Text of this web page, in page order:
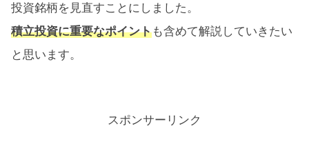
投資銘柄を見直すことにしました。
積立投資に重要なポイントも含めて解説していきたい
と思います。
スポンサーリンク